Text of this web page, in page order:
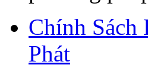
Chính Sách
Phát